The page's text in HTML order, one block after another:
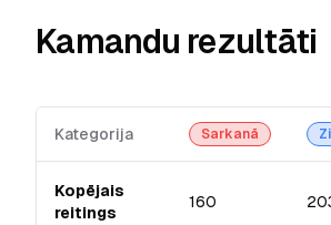
Kamandu rezultāti
Kategorija Sarkanā
Kopējais
reitings
160